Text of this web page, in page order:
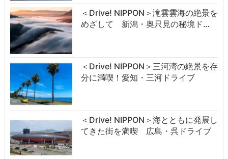
＜Drive! NIPPON＞滝雲雲海の絶景を
めざして 新潟・奥只見の秘境ド…
＜Drive! NIPPON＞三河湾の絶景を存
分に満喫！愛知・三河ドライブ
＜Drive! NIPPON＞海とともに発展し
てきた街を満喫 広島・呉ドライブ